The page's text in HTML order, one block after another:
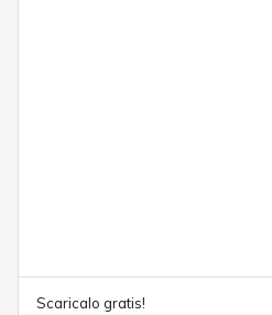
Scaricalo gratis!